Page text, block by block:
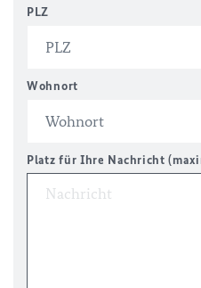
PLZ
Wohnort
Platz für Ihre Nachricht